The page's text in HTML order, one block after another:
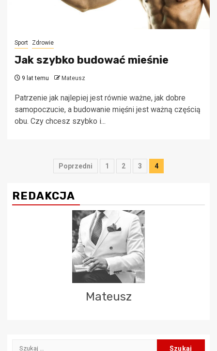
Sport Zdrowie
Jak szybko budować mieśnie
9 lat temu Mateusz
Patrzenie jak najlepiej jest równie ważne, jak dobre
samopoczucie, a budowanie mięśni jest ważną częścią
obu. Czy chcesz szybko i...
Stronicowanie
Poprzedni 1 2 3 4
REDAKCJA
Mateusz
Szukaj: